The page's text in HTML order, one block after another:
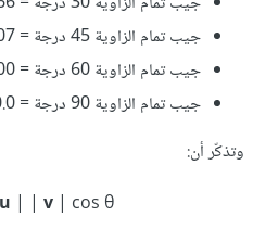
جيب تمام الزاوية 45 درجة = 0.707
جيب تمام الزاوية 60 درجة = 0.500
جيب تمام الزاوية 90 درجة = 0.0
وتذكّر أن:
u | | v | cos θ‪‪‪